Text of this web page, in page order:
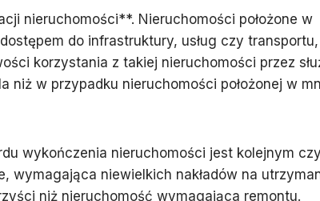
nieruchomości**. Nieruchomości położone w
do infrastruktury, usług czy
korzystania z takiej nieruchomości przez
niż w przypadku nieruchomości położonej w
wykończenia nieruchomości jest kolejnym
wymagająca niewielkich nakładów na
niż nieruchomość wymagająca remontu.